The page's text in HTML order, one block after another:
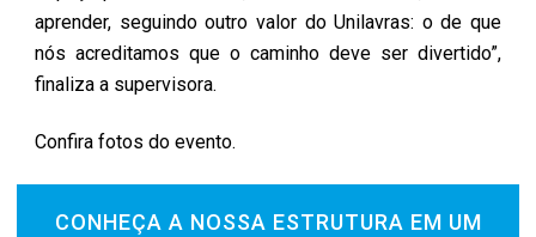
aprender, seguindo outro valor do Unilavras: o de que
nós acreditamos que o caminho deve ser divertido”,
finaliza a supervisora.
Confira fotos do evento.
CONHEÇA A NOSSA ESTRUTURA EM UM